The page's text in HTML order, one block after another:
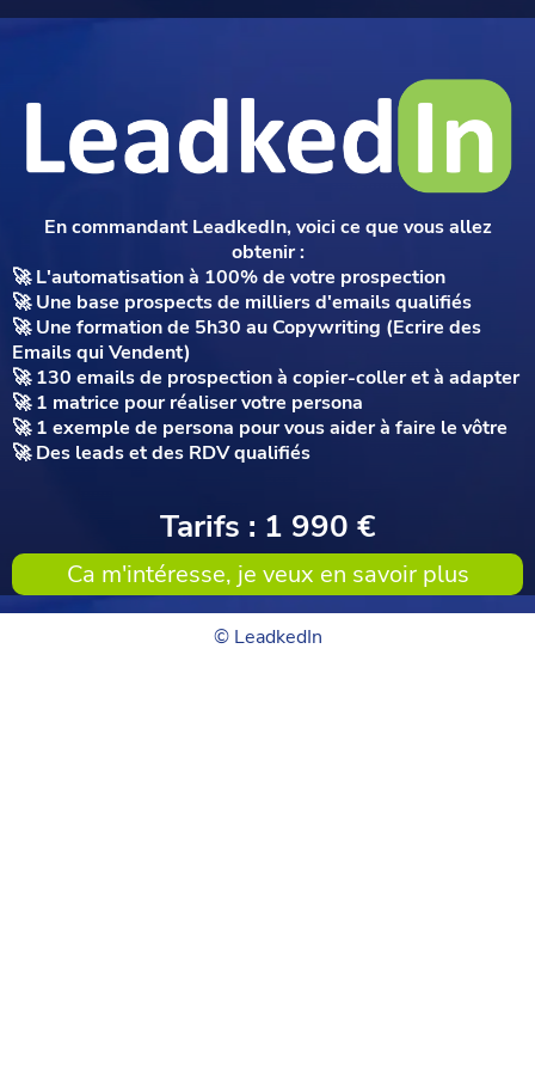
En commandant LeadkedIn, voici ce que vous allez
obtenir :
🚀 L'automatisation à 100% de votre prospection
🚀 Une base prospects de milliers d'emails qualifiés
🚀 Une formation de 5h30 au Copywriting (Ecrire des
Emails qui Vendent)
🚀 130 emails de prospection à copier-coller et à adapter
🚀 1 matrice pour réaliser votre persona
🚀 1 exemple de persona pour vous aider à faire le vôtre
🚀 Des leads et des RDV qualifiés
Tarifs : 1 990 €
Ca m'intéresse, je veux en savoir plus
© LeadkedIn